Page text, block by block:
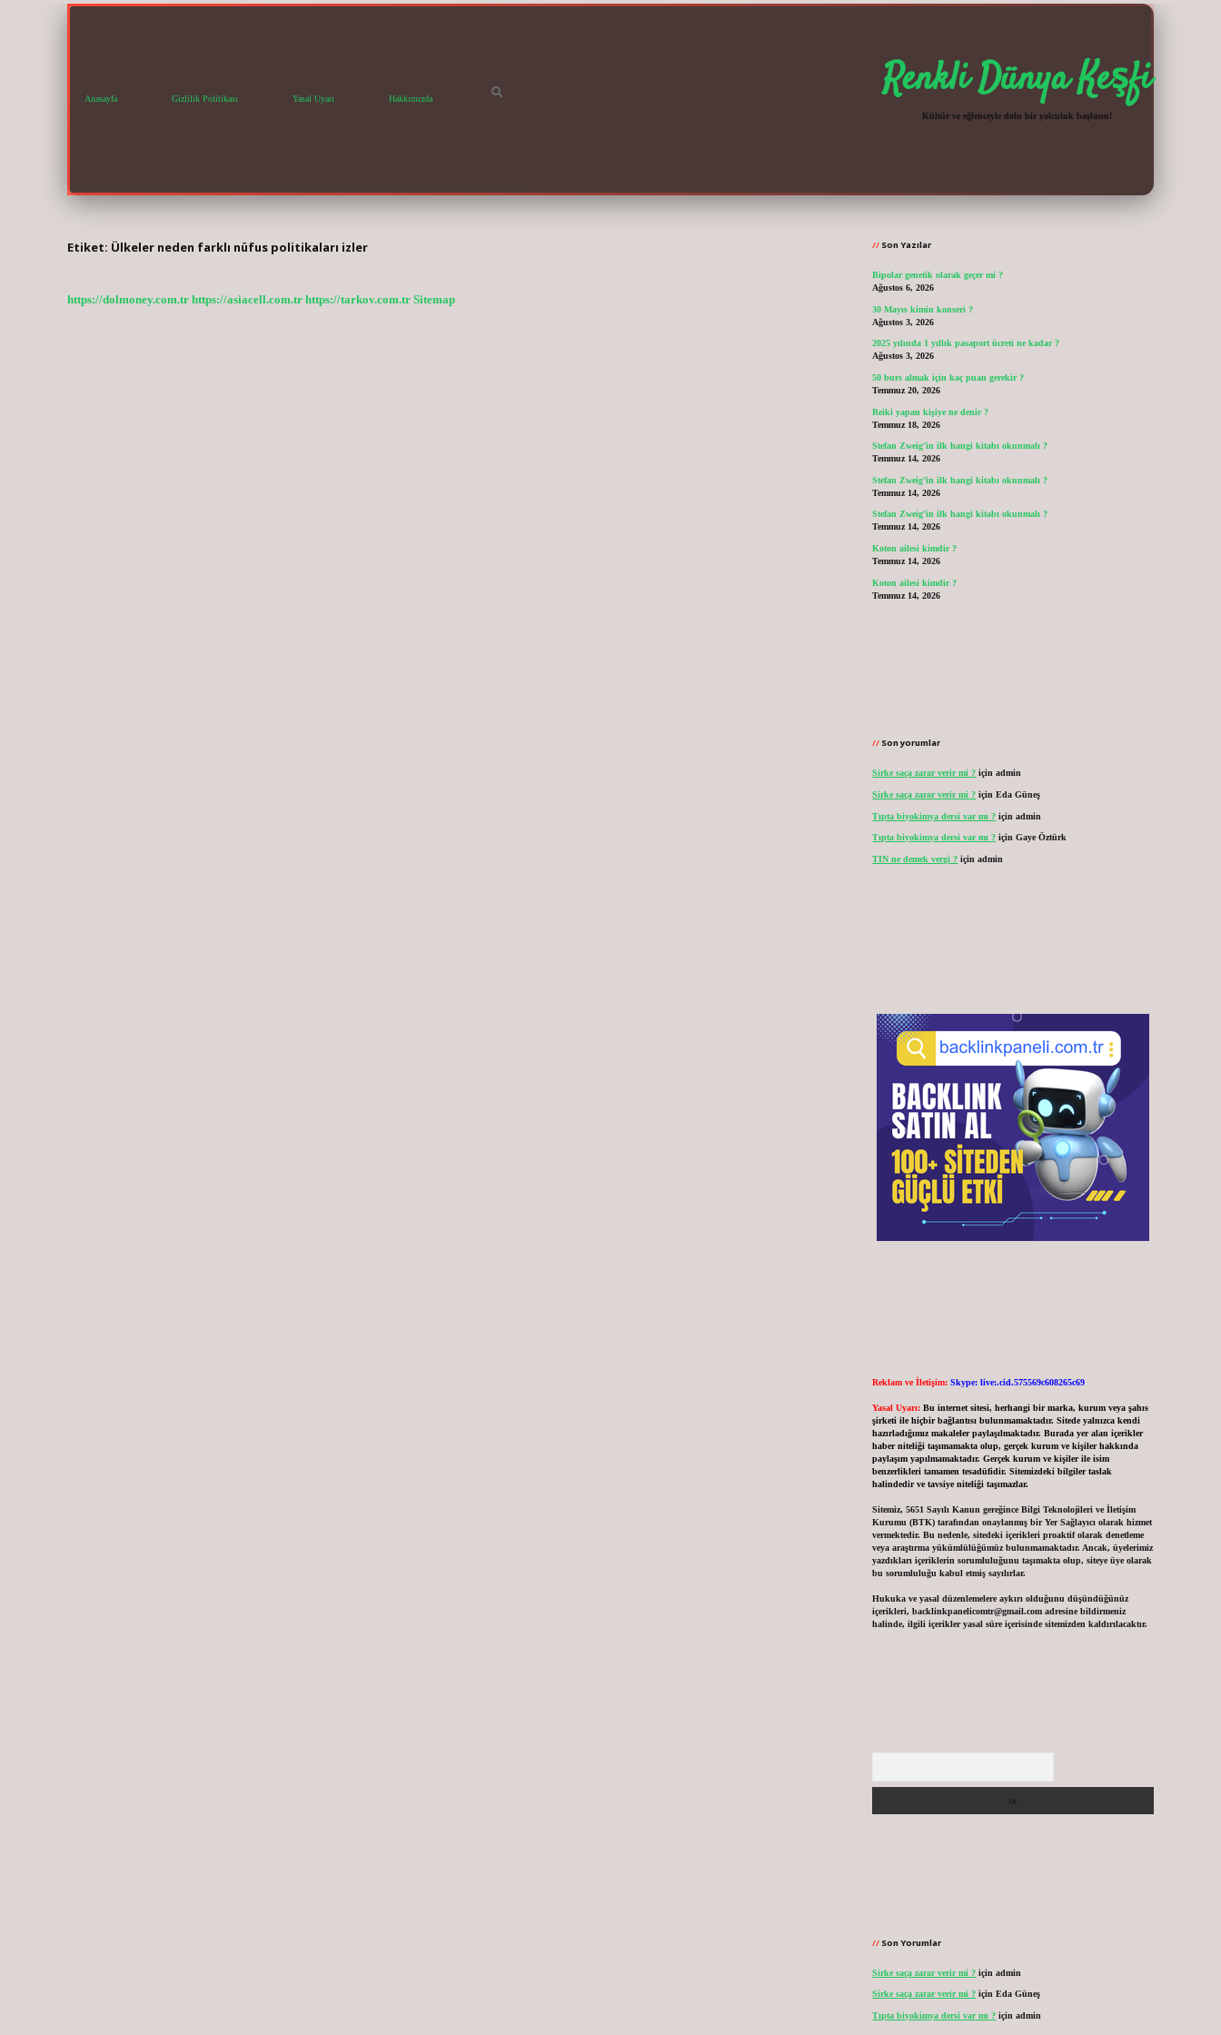
Anasayfa Gizlilik Politikası Yasal Uyarı Hakkımızda Renkli Dünya Keşfi
Kültür ve eğlenceyle dolu bir yolculuk başlasın!
Etiket: Ülkeler neden farklı nüfus politikaları izler
https://dolmoney.com.tr https://asiacell.com.tr https://tarkov.com.tr Sitemap
Sidebar
Son Yazılar
Bipolar genetik olarak geçer mi ?
Ağustos 6, 2026
30 Mayıs kimin konseri ?
Ağustos 3, 2026
2025 yılında 1 yıllık pasaport ücreti ne kadar ?
Ağustos 3, 2026
50 burs almak için kaç puan gerekir ?
Temmuz 20, 2026
Reiki yapan kişiye ne denir ?
Temmuz 18, 2026
Stefan Zweig’in ilk hangi kitabı okunmalı ?
Temmuz 14, 2026
Stefan Zweig’in ilk hangi kitabı okunmalı ?
Temmuz 14, 2026
Stefan Zweig’in ilk hangi kitabı okunmalı ?
Temmuz 14, 2026
Koton ailesi kimdir ?
Temmuz 14, 2026
Koton ailesi kimdir ?
Temmuz 14, 2026
Son yorumlar
Sirke saça zarar verir mi ? içinadmin
Sirke saça zarar verir mi ? içinEda Güneş
Tıpta biyokimya dersi var mı ? içinadmin
Tıpta biyokimya dersi var mı ? içinGaye Öztürk
TIN ne demek vergi ? içinadmin
Reklam ve İletişim: Skype: live:.cid.575569c608265c69
Yasal Uyarı: Bu internet sitesi, herhangi bir marka, kurum veya şahıs
şirketi ile hiçbir bağlantısı bulunmamaktadır. Sitede yalnızca kendi
hazırladığımız makaleler paylaşılmaktadır. Burada yer alan içerikler
haber niteliği taşımamakta olup, gerçek kurum ve kişiler hakkında
paylaşım yapılmamaktadır. Gerçek kurum ve kişiler ile isim
benzerlikleri tamamen tesadüfidir. Sitemizdeki bilgiler taslak
halindedir ve tavsiye niteliği taşımazlar.
Sitemiz, 5651 Sayılı Kanun gereğince Bilgi Teknolojileri ve İletişim
Kurumu (BTK) tarafından onaylanmış bir Yer Sağlayıcı olarak hizmet
vermektedir. Bu nedenle, sitedeki içerikleri proaktif olarak denetleme
veya araştırma yükümlülüğümüz bulunmamaktadır. Ancak, üyelerimiz
yazdıkları içeriklerin sorumluluğunu taşımakta olup, siteye üye olarak
bu sorumluluğu kabul etmiş sayılırlar.
Hukuka ve yasal düzenlemelere aykırı olduğunu düşündüğünüz
içerikleri,backlinkpanelicomtr@gmail.com adresine bildirmeniz
halinde, ilgili içerikler yasal süre içerisinde sitemizden kaldırılacaktır.
Son Yorumlar
Sirke saça zarar verir mi ? içinadmin
Sirke saça zarar verir mi ? içinEda Güneş
Tıpta biyokimya dersi var mı ? içinadmin